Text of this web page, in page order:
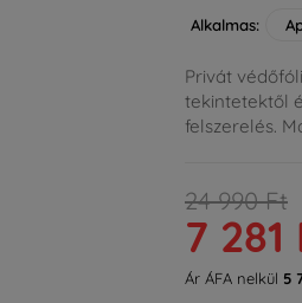
Alkalmas:
Privát
tekintetektől
felszerelés.
24 990 Ft
7 281
Ár ÁFA nelkül 5